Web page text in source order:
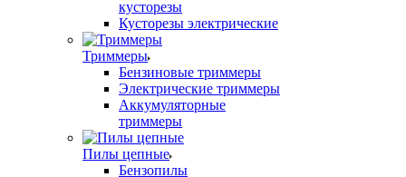
кусторезы
Кусторезы электрические
Триммеры
Бензиновые триммеры
Электрические триммеры
Аккумуляторные
триммеры
Пилы цепные
Бензопилы